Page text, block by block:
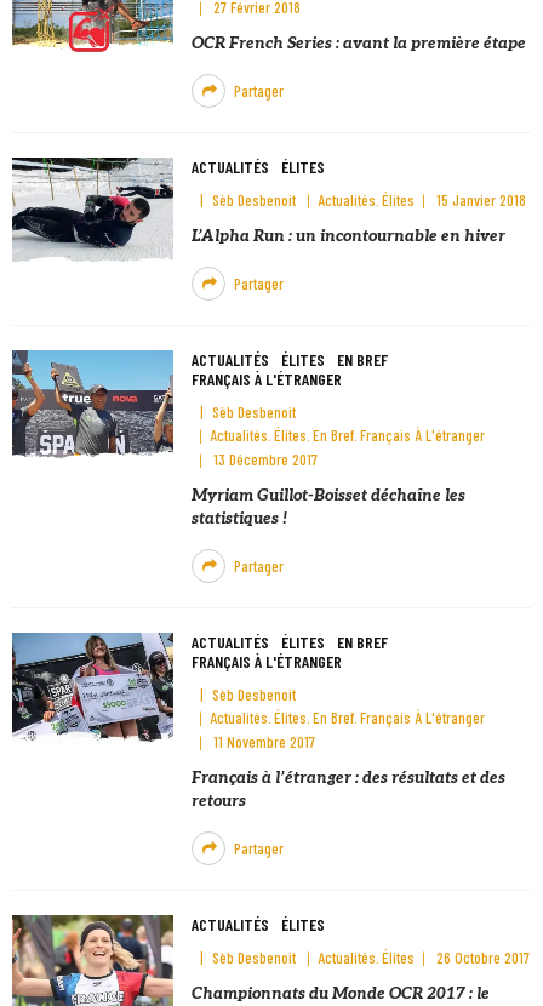
27 Février 2018
OCR French Series : avant la première étape
Partager
ACTUALITÉS ÉLITES
Sèb Desbenoit Actualités Élites
15 Janvier 2018
L’Alpha Run : un incontournable en hiver
Partager
ACTUALITÉS ÉLITES
EN BREF
FRANÇAIS À L'ÉTRANGER
Sèb Desbenoit
Actualités Élites En Bref Français À L'étranger
13 Décembre 2017
Myriam Guillot-Boisset déchaîne les
statistiques !
Partager
ACTUALITÉS ÉLITES
EN BREF
FRANÇAIS À L'ÉTRANGER
Sèb Desbenoit
Actualités Élites En Bref Français À L'étranger
11 Novembre 2017
Français à l’étranger : des résultats et des
retours
Partager
ACTUALITÉS ÉLITES
Sèb Desbenoit Actualités Élites
26 Octobre 2017
Championnats du Monde OCR 2017 : le